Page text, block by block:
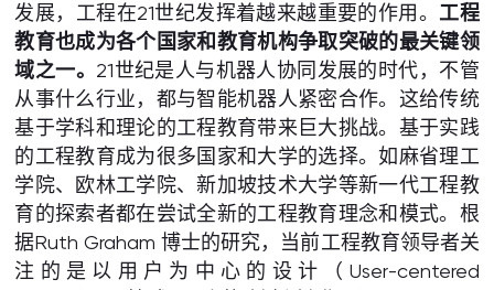
发展，工程在21世纪发挥着越来越重要的作用。 工程
教育也成为各个国家和教育机构争取突破的最关键领
域之一。 21世纪是人与机器人协同发展的时代，不管
从事什么行业，都与智能机器人紧密合作。这给传统
基于学科和理论的工程教育带来巨大挑战。基于实践
的工程教育成为很多国家和大学的选择。如麻省理工
学院、欧林工学院、新加坡技术大学等新一代工程教
育的探索者都在尝试全新的工程教育理念和模式。根
据Ruth Graham 博士的研究，当前工程教育领导者关
注的是以用户为中心的设计（User-centered